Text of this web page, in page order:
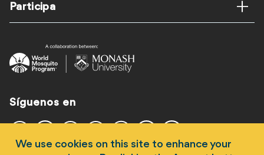
Participa
Síguenos en
We use cookies on this site to enhance your